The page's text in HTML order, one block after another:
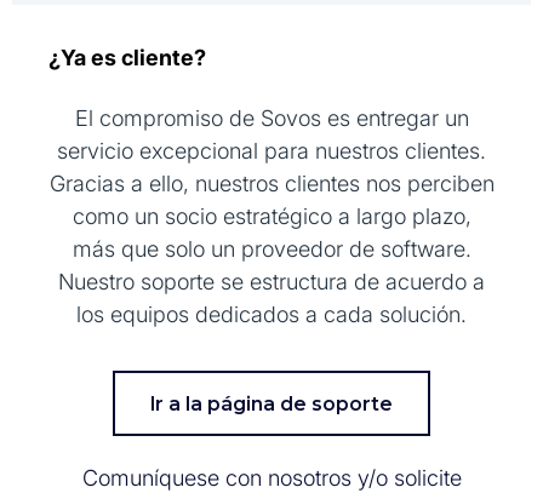
¿Ya es cliente?
El compromiso de Sovos es entregar un
servicio excepcional para nuestros clientes.
Gracias a ello, nuestros clientes nos perciben
como un socio estratégico a largo plazo,
más que solo un proveedor de software.
Nuestro soporte se estructura de acuerdo a
los equipos dedicados a cada solución.
Ir a la página de soporte
Comuníquese con nosotros y/o solicite